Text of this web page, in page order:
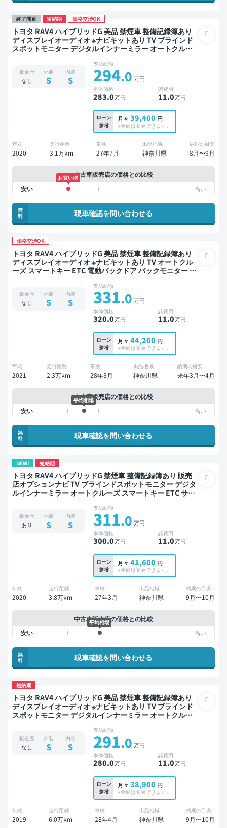
終了間近 短納期 価格交渉OK
トヨタ RAV4 ハイブリッドG 美品 禁煙車 整備記録簿あり
ディスプレイオーディオ ※ナビキットあり TV ブラインド
スポットモニター デジタルインナーミラー オートクルー
板金歴
なし
外装
S
内装
S
支払総額
294.0 万円
本体価格
283.0万円
諸費用
11.0万円
ローン
参考
月々 39,400 円
※金額は変更できます。
年式
2020
走行距離
3.1万km
車検
27年7月
出品地域
神奈川県
納期の目安
8月〜9月
中古車販売店の価格との比較
お買い得
無
料
現車確認を問い合わせる
価格交渉OK
トヨタ RAV4 ハイブリッドG 美品 禁煙車 整備記録簿あり
ディスプレイオーディオ ※ナビキットあり TV オートクル
ーズ スマートキー ETC 電動バックドア バックモニター 全
板金歴
なし
外装
S
内装
S
支払総額
331.0 万円
本体価格
320.0万円
諸費用
11.0万円
ローン
参考
月々 44,200 円
※金額は変更できます。
年式
2021
走行距離
2.3万km
車検
28年3月
出品地域
神奈川県
納期の目安
来年3月〜4月
中古車販売店の価格との比較
平均相場
無
料
現車確認を問い合わせる
NEW! 短納期
トヨタ RAV4 ハイブリッドG 禁煙車 整備記録簿あり 販売
店オプションナビ TV ブラインドスポットモニター デジタ
ルインナーミラー オートクルーズ スマートキー ETC サン
板金歴
あり
外装
S
内装
S
支払総額
311.0 万円
本体価格
300.0万円
諸費用
11.0万円
ローン
参考
月々 41,600 円
※金額は変更できます。
年式
2020
走行距離
3.8万km
車検
27年3月
出品地域
神奈川県
納期の目安
9月〜10月
中古車販売店の価格との比較
平均相場
無
料
現車確認を問い合わせる
短納期
トヨタ RAV4 ハイブリッドG 美品 禁煙車 整備記録簿あり
ディスプレイオーディオ ※ナビキットあり TV ブラインド
スポットモニター デジタルインナーミラー オートクルー
ニター ドライブレコーダー 衝突軽減
板金歴
なし
外装
S
内装
S
支払総額
291.0 万円
本体価格
280.0万円
諸費用
11.0万円
ローン
参考
月々 38,900 円
※金額は変更できます。
年式
2019
走行距離
6.0万km
車検
28年4月
出品地域
神奈川県
納期の目安
9月〜10月